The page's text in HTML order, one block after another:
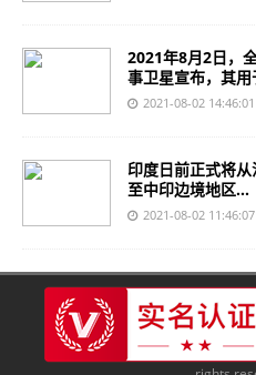
2021年8月2日，
事卫星宣布，其用
2021-08-02 14:46:01
印度日前正式将
至中印边境地区...
2021-08-02 11:46:07